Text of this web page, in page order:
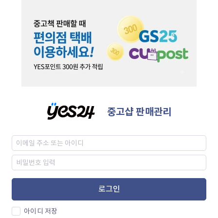
중고샵 판매관리
로그인
아이디 저장